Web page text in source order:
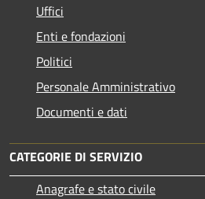
Uffici
Enti e fondazioni
Politici
Personale Amministrativo
Documenti e dati
CATEGORIE DI SERVIZIO
Anagrafe e stato civile